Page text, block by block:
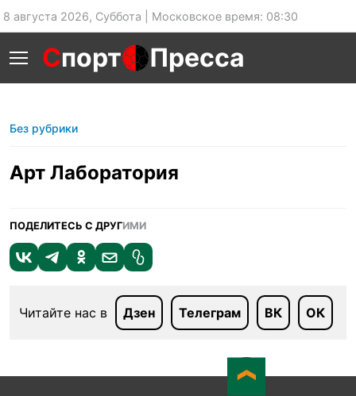
8 августа 2026, Суббота | Московское время: 08:30
Спорт Пресса
Без рубрики
Арт Лаборатория
ПОДЕЛИТЕСЬ С ДРУГИМИ
Читайте нас в Дзен Телеграм ВК ОК